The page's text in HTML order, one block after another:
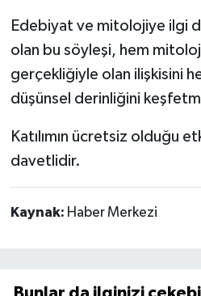
Edebiyat ve mitolojiye ilgi
olan bu söyleşi, hem
gerçekliğiyle olan ilişkisini
düşünsel derinliğini
Katılımın ücretsiz olduğu
davetlidir.
Kaynak: Haber Merkezi